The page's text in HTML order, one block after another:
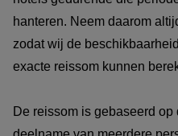
hanteren. Neem daarom
zodat wij de
exacte reissom kunnen
De reissom is gebaseerd